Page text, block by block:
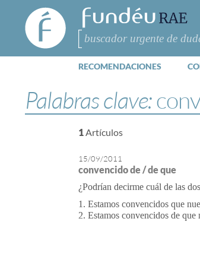
FundéuRAE
- Fundación
del Español
Urgente
Buscar
RECOMENDACIONES
Palabras clave:
1Artículos
15/09/2011
convencido de / de que
¿Podrían decirme cuál de las
1. Estamos convencidos que
2. Estamos convencidos de que